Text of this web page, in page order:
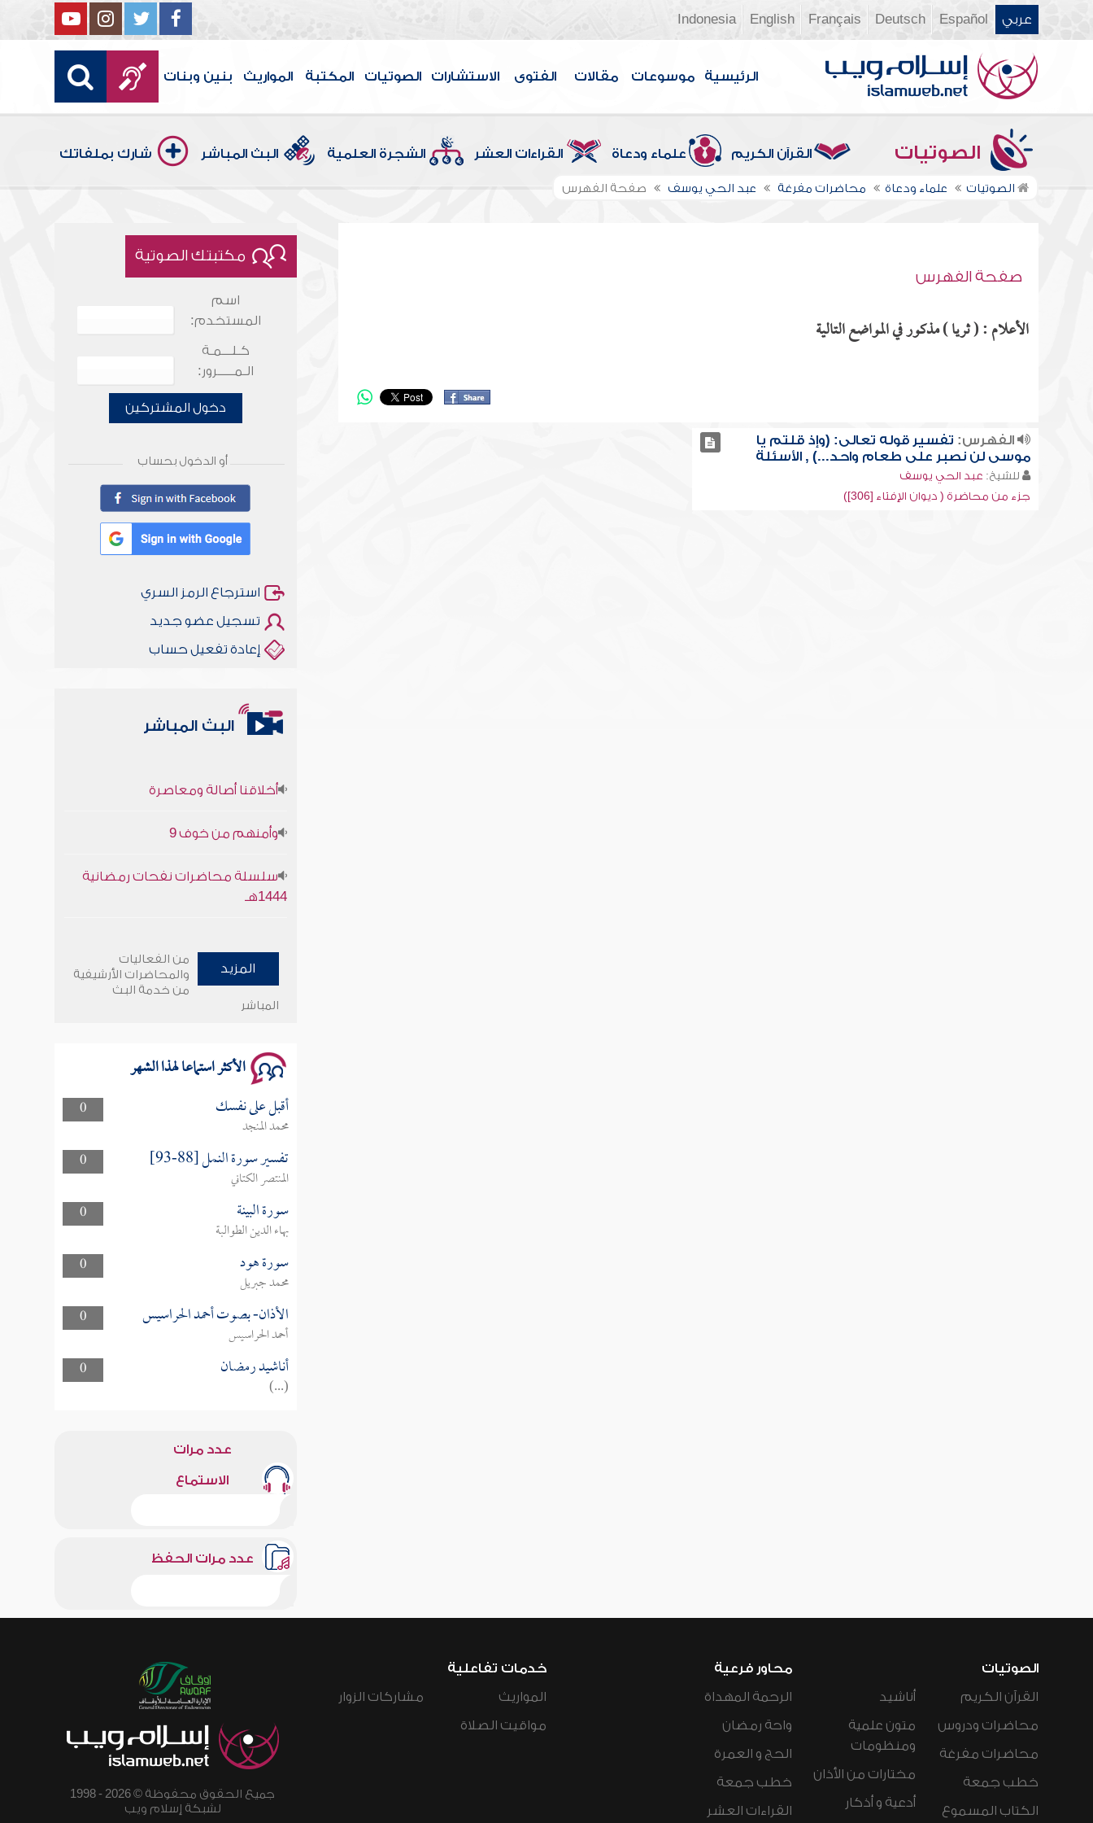
عربي Español
Deutsch
Français
English
Indonesia
الرئيسية موسوعات مقالات الفتوى الاستشارات الصوتيات المكتبة المواريث بنين وبنات
الصوتيات القرآن الكريم علماء ودعاة القراءات العشر الشجرة العلمية البث المباشر شارك بملفاتك
الصوتيات علماء ودعاة محاضرات مفرغة عبد الحي يوسف صفحة الفهرس
صفحة الفهرس
الأعلام : ( ثريا ) مذكور في المواضع التالية
الفهرس: تفسير قوله تعالى: (وإذ قلتم يا
موسى لن نصبر على طعام واحد...) , الأسئلة
للشيخ: عبد الحي يوسف
جزء من محاضرة ( ديوان الإفتاء [306])
مكتبتك الصوتية
اسم
المستخدم:
كـلـــمـة
الـمـــــرور:
دخول المشتركين
أو الدخول بحساب
استرجاع الرمز السري
تسجيل عضو جديد
إعادة تفعيل حساب
البث المباشر
1444هـ
وأمنهم من خوف 9
سلسلة محاضرات نفحات رمضانية
المزيد
من الفعاليات
والمحاضرات الأرشيفية
من خدمة البث
المباشر
الأكثر استماعا لهذا الشهر
0 أقبل على نفسك
محمد المنجد
0
تفسير سورة النمل [88-93]
المنتصر الكتاني
0
سورة البينة
بهاء الدين الطوالبة
0
سورة هود
محمد جبريل
0
الأذان- بصوت أحمد الحراسيس
أحمد الحراسيس
0
أناشيد رمضان
(...)
عدد مرات
الاستماع
عدد مرات الحفظ
الصوتيات
القرآن الكريم
محاضرات ودروس
محاضرات مفرغة
خطب جمعة
الكتاب المسموع
أناشيد
متون علمية
ومنظومات
مختارات من الأذان
أدعية و أذكار
محاور فرعية
الرحمة المهداة
واحة رمضان
الحج و العمرة
خطب جمعة
القراءات العشر
خدمات تفاعلية
المواريث
مواقيت الصلاة
مشاركات الزوار
جميع الحقوق محفوظة © 2026 - 1998
لشبكة إسلام ويب